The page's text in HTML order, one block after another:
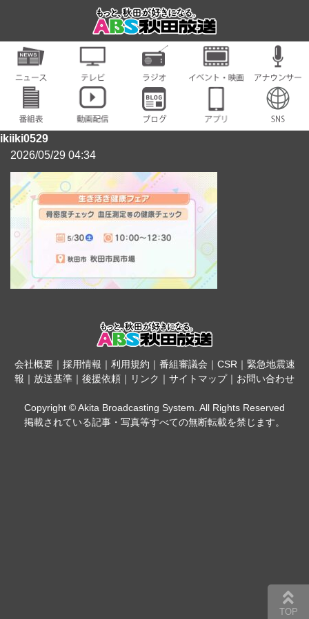
ikiiki0529
2026/05/29 04:34
会社概要｜ 採用情報 ｜ 利用規約 ｜ 番組審議会 ｜ CSR｜ 緊急地震速
報 ｜ 放送基準 ｜ 後援依頼 ｜ リンク ｜ サイトマップ｜ お問い合わせ
Copyright © Akita Broadcasting System. All Rights Reserved
掲載されている記事・写真等すべての無断転載を禁じます。